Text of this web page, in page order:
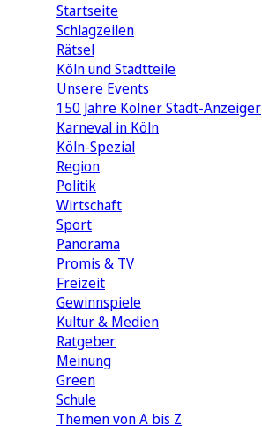
Startseite
Schlagzeilen
Rätsel
Köln und Stadtteile
Unsere Events
150 Jahre Kölner Stadt-Anzeiger
Karneval in Köln
Köln-Spezial
Region
Politik
Wirtschaft
Sport
Panorama
Promis & TV
Freizeit
Gewinnspiele
Kultur & Medien
Ratgeber
Meinung
Green
Schule
Themen von A bis Z